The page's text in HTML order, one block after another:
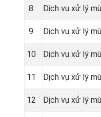
8 Dịch vụ xử lý
9 Dịch vụ xử lý
10 Dịch vụ xử lý
11 Dịch vụ xử lý
12 Dịch vụ xử lý